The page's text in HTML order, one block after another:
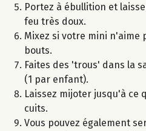
Portez à ébullition et
feu très doux.
Mixez si votre mini n'aime
bouts.
Faites des 'trous' dans la
(1 par enfant).
Laissez mijoter jusqu'à
cuits.
Vous pouvez également